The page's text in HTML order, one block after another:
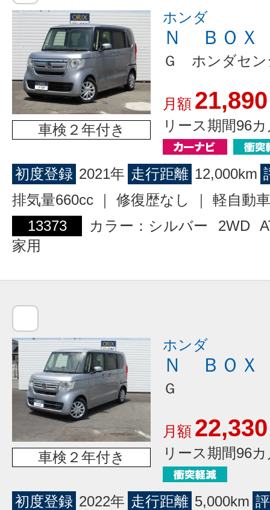
車検２年付き
ホンダ
Ｎ ＢＯＸ
Ｇ ホンダセン
月額 21,890
リース期間96
初度登録 2021年 走行距離 12,000km
排気量660cc ｜ 修復歴なし ｜ 軽自動車
13373
カラー：シルバー 2WD
家用
車検２年付き
ホンダ
Ｎ ＢＯＸ
Ｇ
月額 22,330
リース期間96
初度登録 2022年 走行距離 5,000km